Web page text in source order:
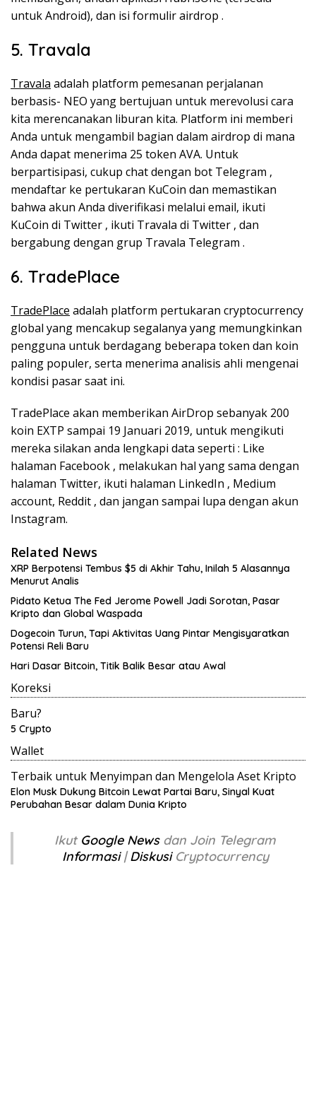
untuk Android), dan isi formulir airdrop .
5. Travala
Travala adalah platform pemesanan perjalanan
berbasis- NEO yang bertujuan untuk merevolusi cara
kita merencanakan liburan kita. Platform ini memberi
Anda untuk mengambil bagian dalam airdrop di mana
Anda dapat menerima 25 token AVA. Untuk
berpartisipasi, cukup chat dengan bot Telegram ,
mendaftar ke pertukaran KuCoin dan memastikan
bahwa akun Anda diverifikasi melalui email, ikuti
KuCoin di Twitter , ikuti Travala di Twitter , dan
bergabung dengan grup Travala Telegram .
6. TradePlace
TradePlace adalah platform pertukaran cryptocurrency
global yang mencakup segalanya yang memungkinkan
pengguna untuk berdagang beberapa token dan koin
paling populer, serta menerima analisis ahli mengenai
kondisi pasar saat ini.
TradePlace akan memberikan AirDrop sebanyak 200
koin EXTP sampai 19 Januari 2019, untuk mengikuti
mereka silakan anda lengkapi data seperti : Like
halaman Facebook , melakukan hal yang sama dengan
halaman Twitter, ikuti halaman LinkedIn , Medium
account, Reddit , dan jangan sampai lupa dengan akun
Instagram.
Related News
XRP Berpotensi Tembus $5 di Akhir Tahu, Inilah 5 Alasannya
Menurut Analis
Pidato Ketua The Fed Jerome Powell Jadi Sorotan, Pasar
Kripto dan Global Waspada
Dogecoin Turun, Tapi Aktivitas Uang Pintar Mengisyaratkan
Potensi Reli Baru
Hari Dasar Bitcoin, Titik Balik Besar atau Awal
Koreksi
Baru?
5 Crypto
Wallet
Terbaik untuk Menyimpan dan Mengelola Aset Kripto
Elon Musk Dukung Bitcoin Lewat Partai Baru, Sinyal Kuat
Perubahan Besar dalam Dunia Kripto
Ikut Google News dan Join Telegram
Informasi|DiskusiCryptocurrency